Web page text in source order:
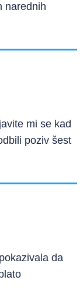
narednih
mi se kad
poziv šest
da